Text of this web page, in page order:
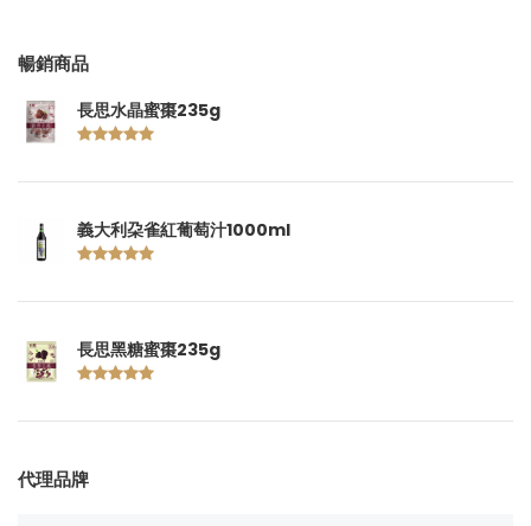
暢銷商品
長思水晶蜜棗235g
義大利朶雀紅葡萄汁1000ml
長思黑糖蜜棗235g
代理品牌